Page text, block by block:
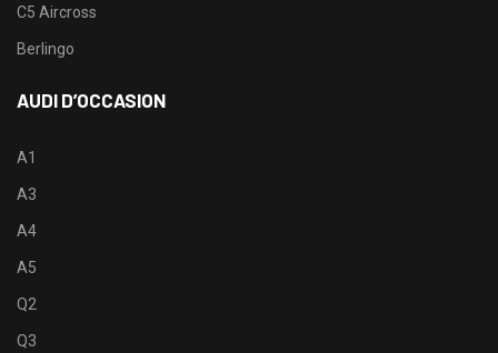
C5 Aircross
Berlingo
AUDI D’OCCASION
A1
A3
A4
A5
Q2
Q3